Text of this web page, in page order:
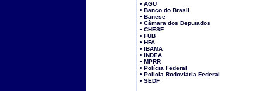
• AGU
• Banco do Brasil
• Banese
• Câmara dos Deputados
• CHESF
• FUB
• HFA
• IBAMA
• INDEA
• MPRR
• Polícia Federal
• Polícia Rodoviária Federal
• SEDF